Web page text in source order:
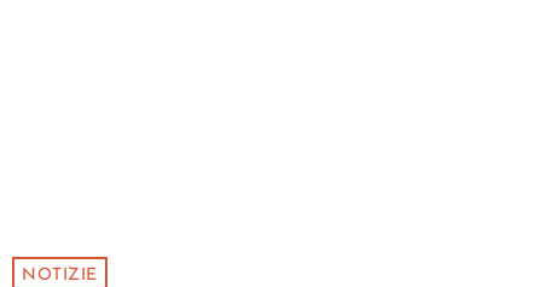
NOTIZIE